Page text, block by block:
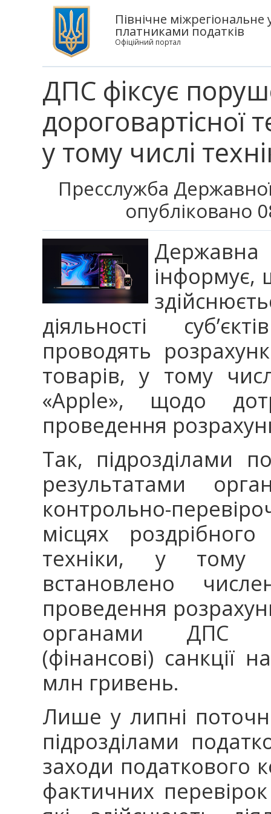
Північне
платниками податків
Офіційний портал
ДПС фіксує
дороговартісної
у тому числі
Пресслужба
опубліковано
Державна
інформує,
діяльності
проводять
товарів, у тому
«Apple», щодо
проведення
Так, підрозділами
результатами
контрольно-
місцях
техніки, у тому
встановлено
проведення
органами ДПС
(фінансові) санкції
млн гривень.
Лише у липні
підрозділами
заходи податкового
фактичних